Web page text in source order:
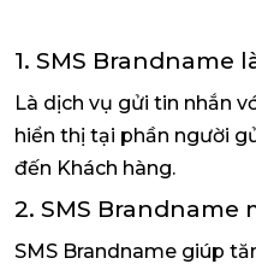
1. SMS Brandname
Là dịch vụ gửi tin nhắn
hiển thị tại phần người
đến Khách hàng.
2. SMS Brandname
SMS Brandname giúp